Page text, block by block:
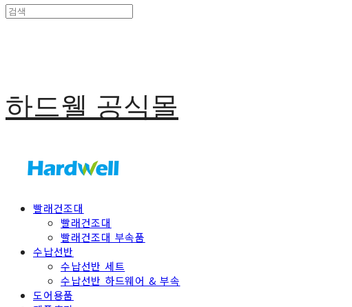
하드웰 공식몰
빨래건조대
빨래건조대
빨래건조대 부속품
수납선반
수납선반 세트
수납선반 하드웨어 & 부속
도어용품